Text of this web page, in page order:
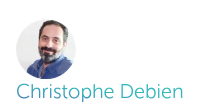
Christophe Debien